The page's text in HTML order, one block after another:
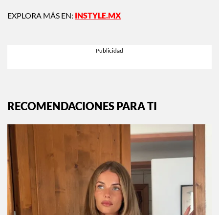
EXPLORA MÁS EN: INSTYLE.MX
RECOMENDACIONES PARA TI